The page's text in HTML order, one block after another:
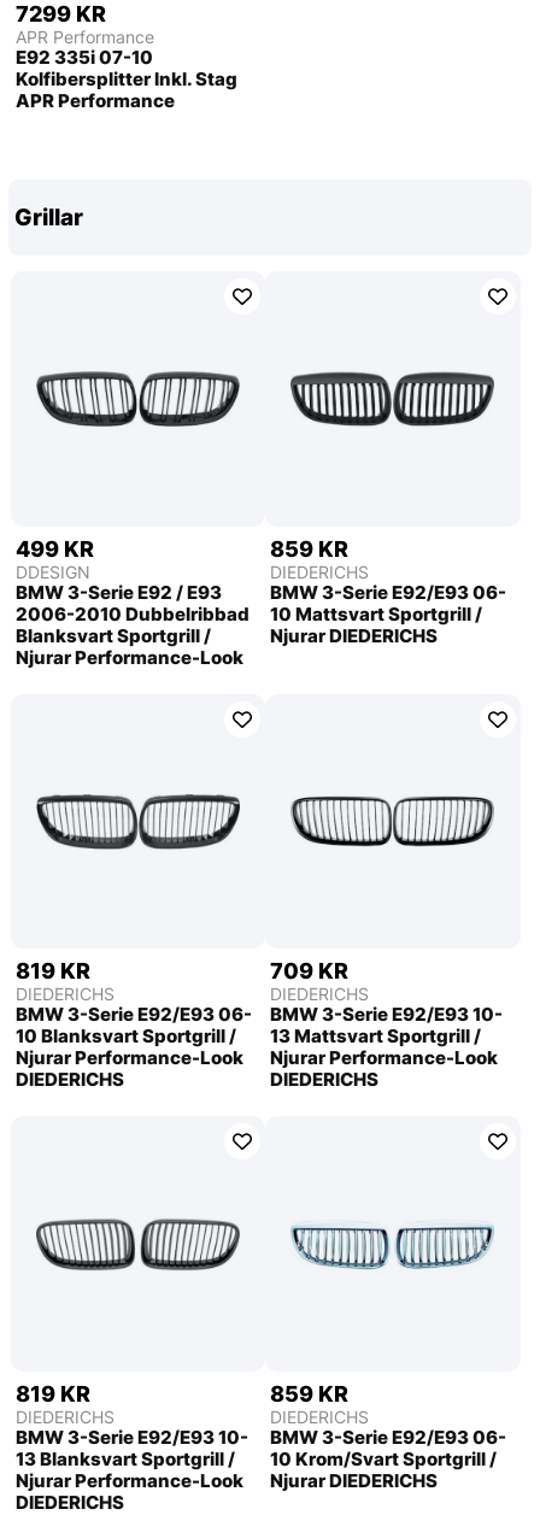
7299 KR
APR Performance
E92 335i 07-10
Kolfibersplitter Inkl. Stag
APR Performance
Grillar
499 KR
DDESIGN
BMW 3-Serie E92 / E93
2006-2010 Dubbelribbad
Blanksvart Sportgrill /
Njurar Performance-Look
859 KR
DIEDERICHS
BMW 3-Serie E92/E93 06-
10 Mattsvart Sportgrill /
Njurar DIEDERICHS
819 KR
DIEDERICHS
BMW 3-Serie E92/E93 06-
10 Blanksvart Sportgrill /
Njurar Performance-Look
DIEDERICHS
709 KR
DIEDERICHS
BMW 3-Serie E92/E93 10-
13 Mattsvart Sportgrill /
Njurar Performance-Look
DIEDERICHS
819 KR
DIEDERICHS
BMW 3-Serie E92/E93 10-
13 Blanksvart Sportgrill /
Njurar Performance-Look
DIEDERICHS
859 KR
DIEDERICHS
BMW 3-Serie E92/E93 06-
10 Krom/Svart Sportgrill /
Njurar DIEDERICHS